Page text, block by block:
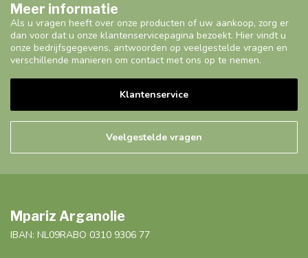
Meer informatie
Als u vragen heeft over onze producten of uw aankoop, zorg er
dan voor dat u onze klantenservicepagina bezoekt. Hier vindt u
onze bedrijfsgegevens, antwoorden op veelgestelde vragen en
verschillende manieren om contact met ons op te nemen.
Klantenservice
Veelgestelde vragen
Mpariz Arganolie
IBAN: NL09RABO 0310 9306 77